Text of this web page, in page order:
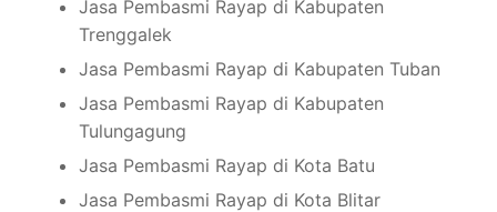
Jasa Pembasmi Rayap di Kabupaten
Trenggalek
Jasa Pembasmi Rayap di Kabupaten Tuban
Jasa Pembasmi Rayap di Kabupaten
Tulungagung
Jasa Pembasmi Rayap di Kota Batu
Jasa Pembasmi Rayap di Kota Blitar